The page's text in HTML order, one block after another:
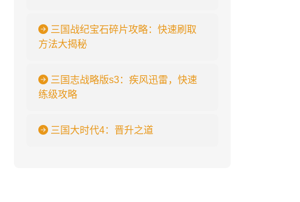
三国战纪宝石碎片攻略：快速刷取
方法大揭秘
三国志战略版s3：疾风迅雷，快速
练级攻略
三国大时代4：晋升之道